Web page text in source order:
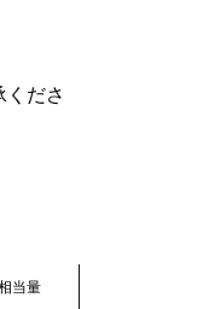
ださ
当量